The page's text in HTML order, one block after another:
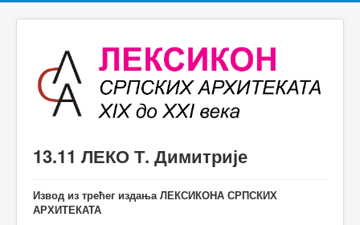
13.11 ЛЕКО Т. Димитрије
Извод из трећег издања ЛЕКСИКОНА СРПСКИХ
АРХИТЕКАТА